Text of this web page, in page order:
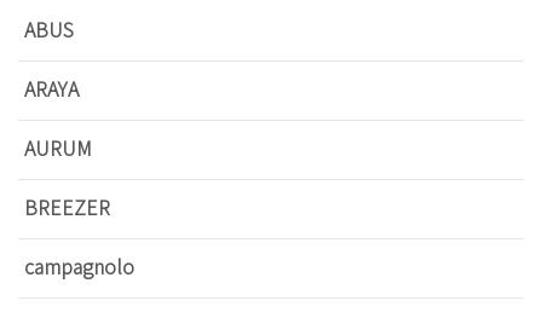
ABUS
ARAYA
AURUM
BREEZER
campagnolo